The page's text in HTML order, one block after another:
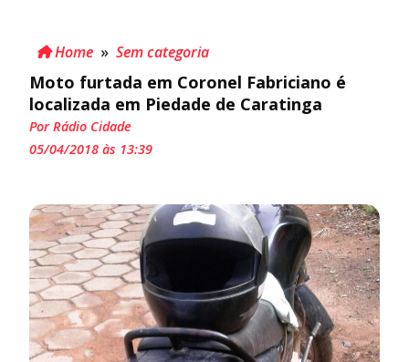
Home » Sem categoria
Moto furtada em Coronel Fabriciano é
localizada em Piedade de Caratinga
Por Rádio Cidade
05/04/2018 às 13:39